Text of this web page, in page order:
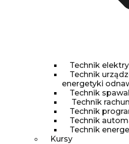
Technik
Technik
energetyki
Technik
Technik
Technik
Technik
Technik
Kursy